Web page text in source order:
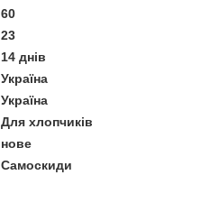
60
23
14 днів
Україна
Україна
Для хлопчиків
нове
Самоскиди